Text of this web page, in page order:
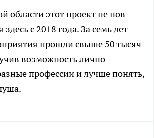
области этот проект не нов —
здесь с 2018 года. За семь лет
прошли свыше 50 тысяч
возможность лично
профессии и лучше понять,